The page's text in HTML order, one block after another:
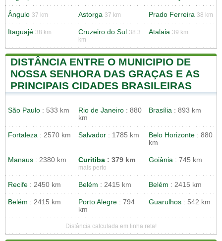
Ângulo 37 km Astorga 37 km Prado Ferreira 38 km
Itaguajé 38 km Cruzeiro do Sul 38.3
km
Atalaia 39 km
DISTÂNCIA ENTRE O MUNICIPIO DE
NOSSA SENHORA DAS GRAÇAS E AS
PRINCIPAIS CIDADES BRASILEIRAS
São Paulo : 533 km Rio de Janeiro : 880
km
Brasília : 893 km
Fortaleza : 2570 km Salvador : 1785 km Belo Horizonte : 880
km
Manaus : 2380 km Curitiba : 379 km
mais perto
Goiânia : 745 km
Recife : 2450 km Belém : 2415 km Belém : 2415 km
Belém : 2415 km Porto Alegre : 794
km
Guarulhos : 542 km
Distância calculada em linha reta!